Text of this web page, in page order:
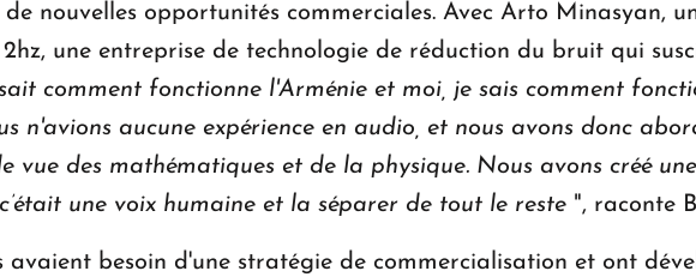
nouvelles opportunités commerciales. Avec Arto Minasyan,
une entreprise de technologie de réduction du bruit qui
comment fonctionne l'Arménie et moi, je sais comment
n'avions aucune expérience en audio, et nous avons donc
vue des mathématiques et de la physique. Nous avons créé
une voix humaine et la séparer de tout le reste ", raconte
avaient besoin d'une stratégie de commercialisation et ont